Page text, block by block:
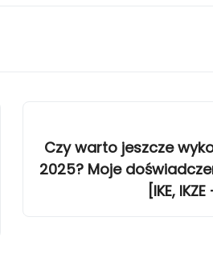
Czy warto jeszcze
2025? Moje
[IKE,